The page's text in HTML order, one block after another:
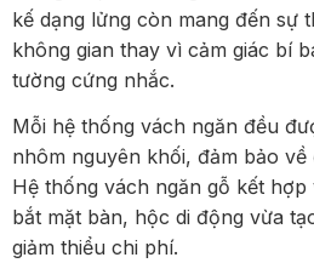
kế dạng lửng còn mang đến sự
không gian thay vì cảm giác bí
tường cứng nhắc.
Mỗi hệ thống vách ngăn đều
nhôm nguyên khối, đảm bảo
Hệ thống vách ngăn gỗ kết
bắt mặt bàn, hộc di động vừa
giảm thiểu chi phí.